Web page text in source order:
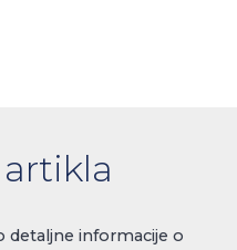
detaljne informacije o